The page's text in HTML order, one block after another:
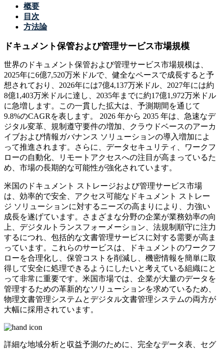
概要
目次
方法論
ドキュメント保管および管理サービス市場規模
世界のドキュメント保管および管理サービス市場規模は、
2025年に6億7,520万米ドルで、健全なペースで成長すると予
想されており、2026年には7億4,137万米ドル、2027年には約
8億1,403万米ドルに達し、2035年までに約17億1,972万米ドル
に急増します。この一貫した拡大は、予測期間を通じて
9.8%のCAGRを表します。 2026 年から 2035 年は、急速なデ
ジタル変革、規制遵守要件の増加、クラウドベースのアーカ
イブおよび情報ガバナンス ソリューションの導入増加によ
って推進されます。さらに、データセキュリティ、ワークフ
ローの自動化、リモートアクセスへの注目が高まっているた
め、市場の長期的な可能性が強化されています。
米国のドキュメント ストレージおよび管理サービス市場
は、効率的で安全、アクセス可能なドキュメント ストレー
ジ ソリューションに対するニーズの高まりにより、力強い
成長を遂げています。さまざまな分野の企業が業務効率の向
上、デジタルトランスフォーメーション、法規制順守に注力
するにつれ、包括的な文書管理サービスに対する需要が高ま
っています。これらのサービスは、ドキュメントのワークフ
ローを合理化し、保管コストを削減し、機密情報を簡単に取
得して安全に処理できるようにしたいと考えている組織にと
って非常に重要です。米国市場では、企業が大量のデータを
管理するための革新的なソリューションを求めているため、
物理文書管理システムとデジタル文書管理システムの両方が
大幅に採用されています。
詳細な地域分析と収益予測のために、 完全なデータ表、セグ